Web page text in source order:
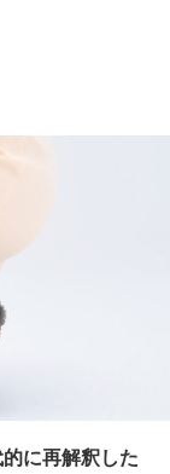
に再解釈した